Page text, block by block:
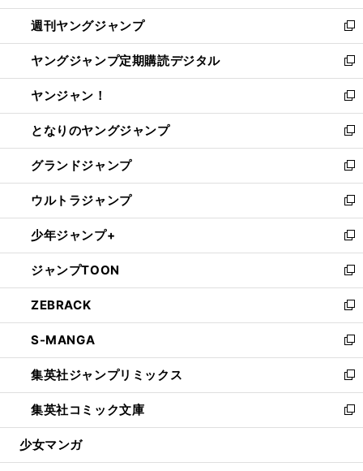
開
く
ウ
で
開
く
ン
ド
ウ
で
開
く
ウ
ィ
ン
ド
ウ
で
開
く
週刊ヤングジャンプ
新
し
い
ウ
ィ
ン
ド
ウ
で
開
く
ヤングジャンプ定期購読デジタル
新
し
い
ウ
ィ
ン
ド
ウ
で
開
く
ヤンジャン！
新
し
い
ウ
ィ
ン
ド
ウ
で
開
く
となりのヤングジャンプ
新
し
い
ウ
ィ
ン
ド
ウ
で
開
く
グランドジャンプ
新
し
い
ウ
ィ
ン
ド
ウ
で
開
く
ウルトラジャンプ
新
し
い
ウ
ィ
ン
ド
ウ
で
開
く
少年ジャンプ+
新
し
い
ウ
ィ
ン
ド
ウ
で
開
く
ジャンプTOON
新
し
い
ウ
ィ
ン
ド
ウ
で
開
ZEBRACK
新
し
い
ウ
ィ
ン
ド
ウ
開
S-MANGA
新
し
い
ウ
ィ
ン
ウ
集英社ジャンプリミックス
新
し
い
ウ
ン
集英社コミック文庫
新
し
ウ
少女マンガ